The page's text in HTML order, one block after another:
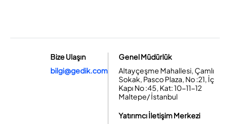
Bize Ulaşın
bilgi@gedik.com
Genel Müdürlük
Altayçeşme Mahallesi, Çamlı
Sokak, Pasco Plaza, No :21, İç
Kapı No :45, Kat: 10-11-12
Maltepe/ İstanbul
Yatırımcı İletişim Merkezi